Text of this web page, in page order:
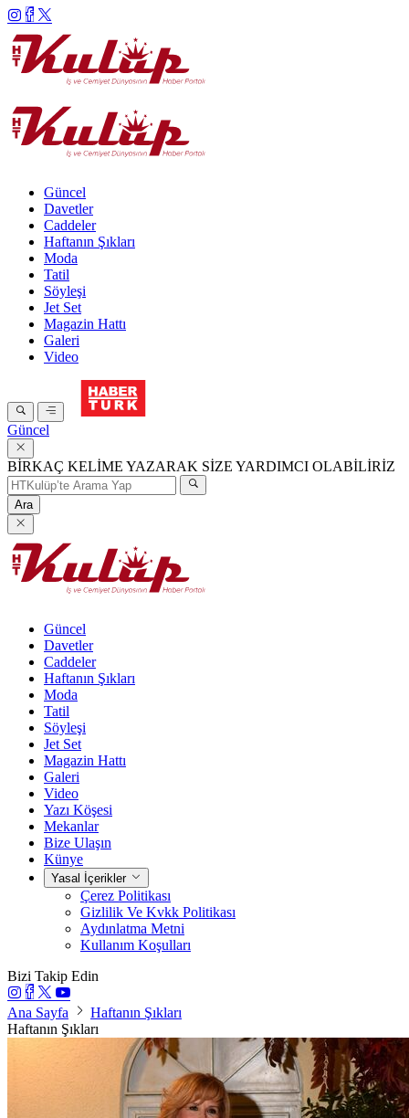
Güncel
Davetler
Caddeler
Haftanın Şıkları
Moda
Tatil
Söyleşi
Jet Set
Magazin Hattı
Galeri
Video
Güncel
BİRKAÇ KELİME YAZARAK SİZE YARDIMCI OLABİLİRİZ
Ara
Güncel
Davetler
Caddeler
Haftanın Şıkları
Moda
Tatil
Söyleşi
Jet Set
Magazin Hattı
Galeri
Video
Yazı Köşesi
Mekanlar
Bize Ulaşın
Künye
Yasal İçerikler
Çerez Politikası
Gizlilik Ve Kvkk Politikası
Aydınlatma Metni
Kullanım Koşulları
Bizi Takip Edin
Ana Sayfa
Haftanın Şıkları
Haftanın Şıkları